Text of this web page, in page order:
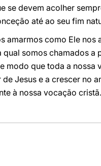
se devem acolher
até ao seu fim
amarmos como Ele nos
somos chamados a
que toda a nossa
Jesus e a crescer no
à nossa vocação cristã.